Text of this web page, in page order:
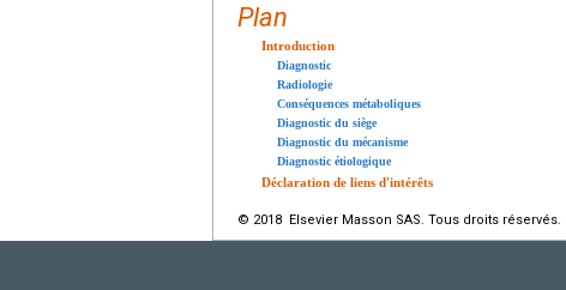
Plan
Introduction
Diagnostic
Radiologie
Conséquences métaboliques
Diagnostic du siège
Diagnostic du mécanisme
Diagnostic étiologique
Déclaration de liens d'intérêts
© 2018 Elsevier Masson SAS. Tous droits réservés.